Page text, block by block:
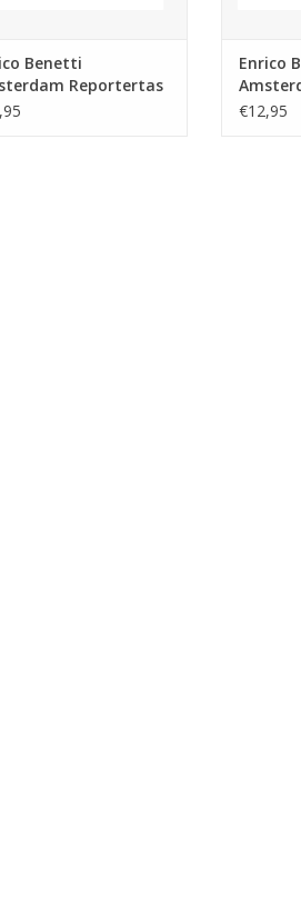
Benetti
Reportertas
- zwart
Enrico
€12,95